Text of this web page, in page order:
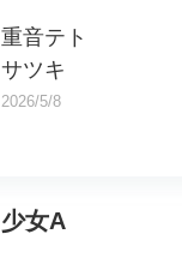
重音テト
サツキ
2026/5/8
少女A